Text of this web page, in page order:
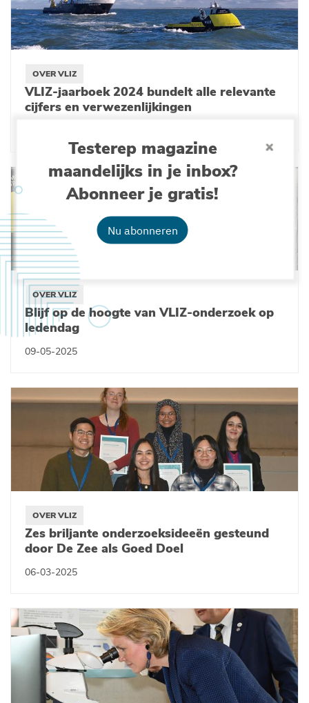
Testerep magazine
maandelijks in je inbox?
Abonneer je gratis!
Nu abonneren
OVER VLIZ
VLIZ-jaarboek 2024 bundelt alle relevante
cijfers en verwezenlijkingen
OVER VLIZ
Blijf op de hoogte van VLIZ-onderzoek op
ledendag
09-05-2025
OVER VLIZ
Zes briljante onderzoeksideeën gesteund
door De Zee als Goed Doel
06-03-2025